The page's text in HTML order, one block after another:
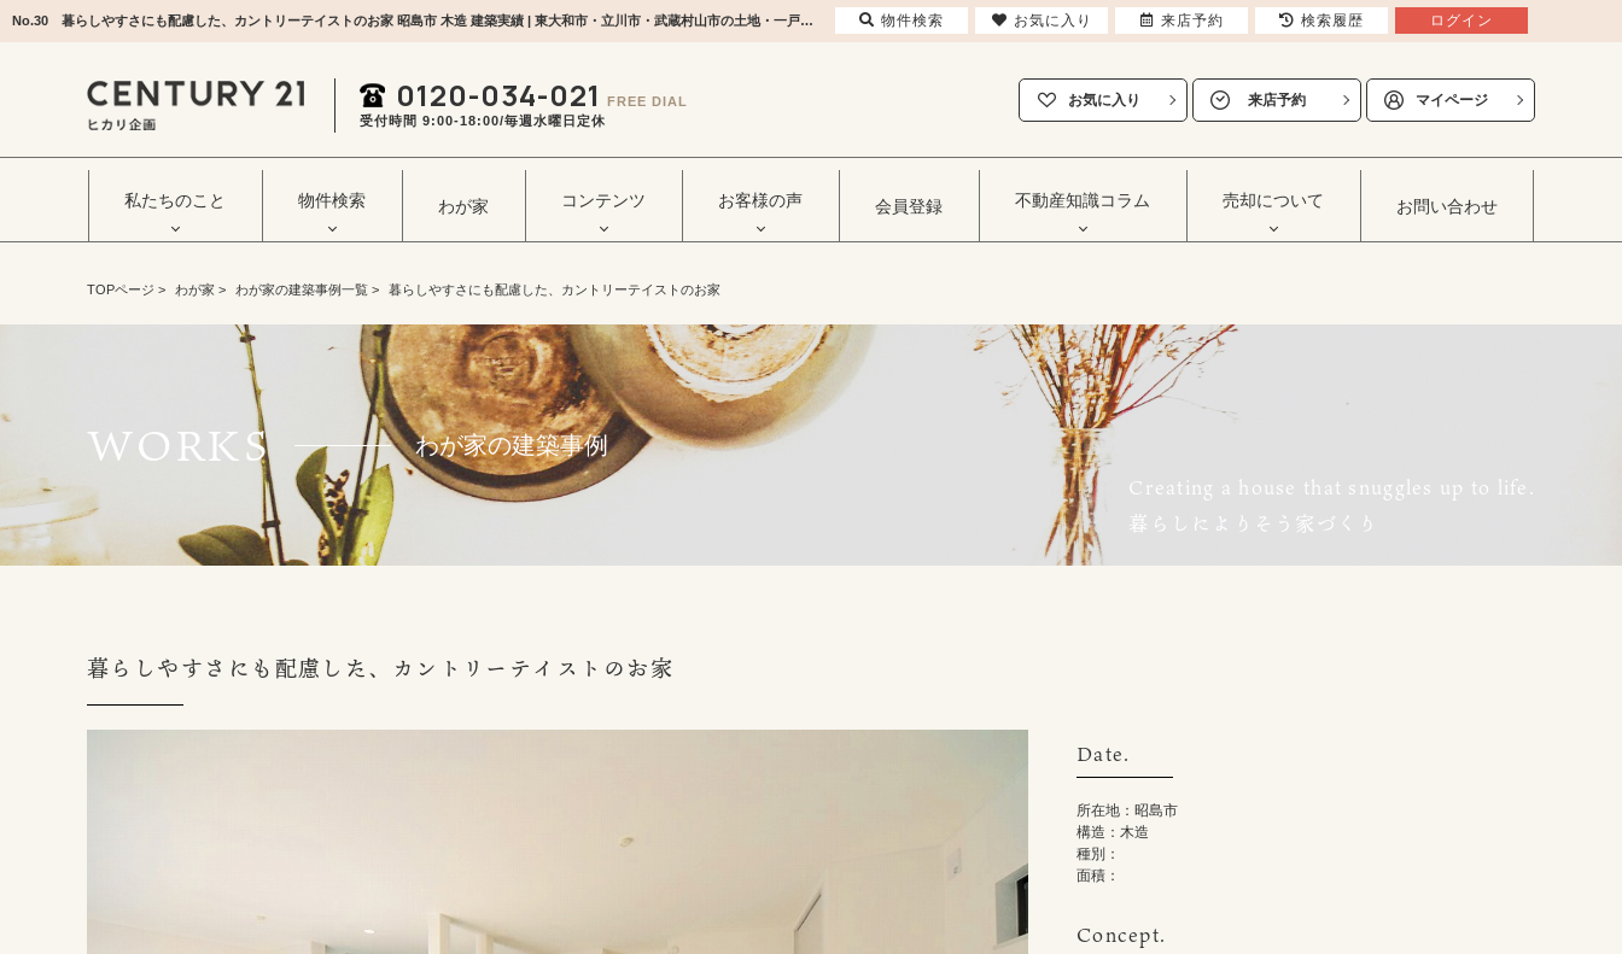
No.30 暮らしやすさにも配慮した、カントリーテイストのお家 昭島市 木造 建築実績 | 東大和市・立川市・武蔵村山市の土地・一戸建てなどの不動産はセンチュリー21ヒカリ企画へ
0120-034-021
FREE DIAL
受付時間 9:00‐18:00/毎週水曜日定休
お気に入り 来店予約 マイページ
私たちのこと 物件検索 わが家 コンテンツ お客様の声 会員登録 不動産知識コラム 売却について お問い合わせ
TOPページ > わが家 > わが家の建築事例一覧 > 暮らしやすさにも配慮した、カントリーテイストのお家
WORKS わが家の建築事例
Creating a house that snuggles up to life.
暮らしによりそう家づくり
暮らしやすさにも配慮した、カントリーテイストのお家
Date.
所在地：昭島市
構造：木造
種別：
面積：
Concept.
物件検索 お気に入り 来店予約 検索履歴 ログイン